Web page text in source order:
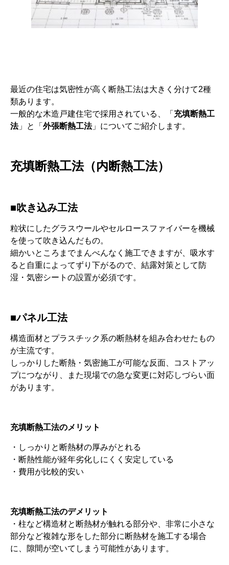
最近の住宅は気密性が高く断熱工法は大きく分けて2種
類あります。
一般的な木造戸建住宅で採用されている、「 充填断熱工
法」と「 外張断熱工法」についてご紹介します。
充填断熱工法（内断熱工法）
■吹き込み工法
粒状にしたグラスウールやセルロースファイバーを機械
を使って吹き込んだもの。
細かいところまでまんべんなく施工できますが、吸水す
ると自重によってずり下がるので、結露対策として防
湿・気密シートの設置が必須です。
■パネル工法
構造面材とプラスチック系の断熱材を組み合わせたもの
が主流です。
しっかりした断熱・気密施工が可能な反面、コストアッ
プにつながり、また現場での急な変更に対応しづらい面
があります。
充填断熱工法のメリット
・しっかりと断熱材の厚みがとれる
・断熱性能が経年劣化しにくく安定している
・費用が比較的安い
充填断熱工法のデメリット
・柱など構造材と断熱材が触れる部分や、非常に小さな
部分など複雑な形をした部分に断熱材を施工する場合
に、隙間が空いてしまう可能性があります。